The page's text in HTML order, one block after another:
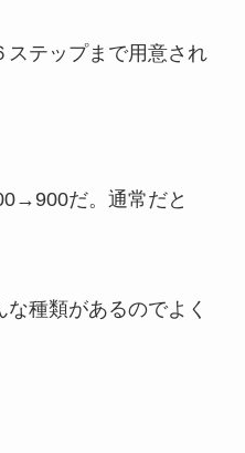
ステップまで用意され
だ。通常だと
種類があるのでよく